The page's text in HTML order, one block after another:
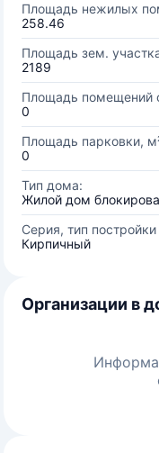
Площадь нежилых
258.46
Площадь зем.
2189
Площадь помещений
0
Площадь парковки,
0
Тип дома:
Жилой дом
Серия, тип постройки
Кирпичный
Организации в